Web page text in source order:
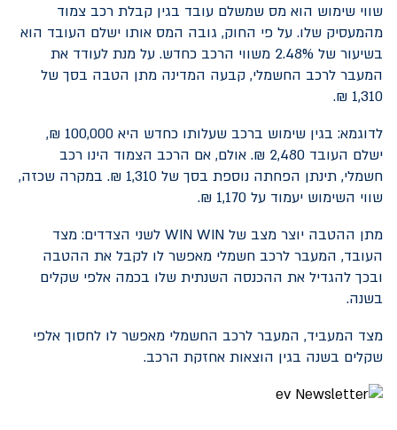
שווי שימוש הוא מס שמשלם עובד בגין קבלת רכב צמוד
מהמעסיק שלו. על פי החוק, גובה המס אותו ישלם העובד הוא
בשיעור של 2.48% משווי הרכב כחדש. על מנת לעודד את
המעבר לרכב החשמלי, קבעה המדינה מתן הטבה בסך של
1,310 ₪.
לדוגמא: בגין שימוש ברכב שעלותו כחדש היא 100,000 ₪,
ישלם העובד 2,480 ₪. אולם, אם הרכב הצמוד הינו רכב
חשמלי, תינתן הפחתה נוספת בסך של 1,310 ₪. במקרה שכזה,
שווי השימוש יעמוד על 1,170 ₪.
מתן ההטבה יוצר מצב של WIN WIN לשני הצדדים: מצד
העובד, המעבר לרכב חשמלי מאפשר לו לקבל את ההטבה
ובכך להגדיל את ההכנסה השנתית שלו בכמה אלפי שקלים
בשנה.
מצד המעביד, המעבר לרכב החשמלי מאפשר לו לחסוך אלפי
שקלים בשנה בגין הוצאות אחזקת הרכב.